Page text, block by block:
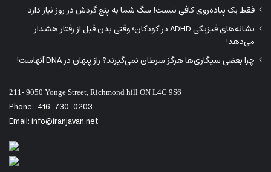
فقط یک پیاده‌روی کافی نیست! سگ شما به پنج گردش در روز نیاز دارد
نشانه‌های فیزیکی ADHD در کودکان؛ وقتی بدن قبل از رفتار هشدار
می‌دهد!
چرا بعضی سیگاری‌ها هرگز سرطان نمی‌گیرند؟ راز پنهان در DNA آنهاست!
211- 9050 Yonge Street, Richmond hill ON L4C 9S6
Phone: 416-730-0203
Email: info@iranjavan.net